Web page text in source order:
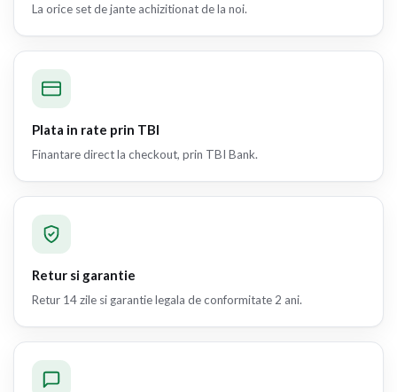
La orice set de jante achizitionat de la noi.
Plata in rate prin TBI
Finantare direct la checkout, prin TBI Bank.
Retur si garantie
Retur 14 zile si garantie legala de conformitate 2 ani.